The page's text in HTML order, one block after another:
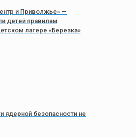
и Приволжье» —
детей правилам
лагере «Березка»
ядерной безопасности не